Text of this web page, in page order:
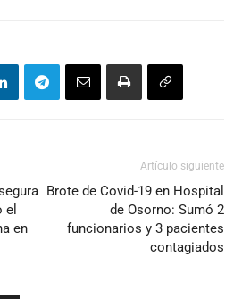
el
en
Artículo siguiente
Brote de Covid-19 en Hospital
de Osorno: Sumó 2
funcionarios y 3 pacientes
contagiados